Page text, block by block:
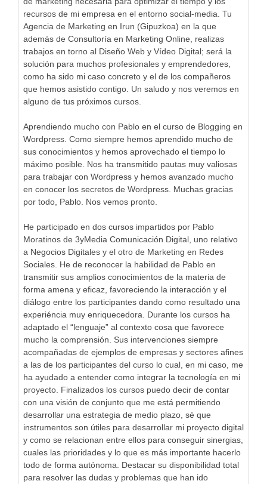
recursos de mi empresa en el entorno social-media. Tu
Agencia de Marketing en Irun (Gipuzkoa) en la que
además de Consultoría en Marketing Online, realizas
trabajos en torno al Diseño Web y Vídeo Digital; será la
solución para muchos profesionales y emprendedores,
como ha sido mi caso concreto y el de los compañeros
que hemos asistido contigo. Un saludo y nos veremos en
alguno de tus próximos cursos.
Aprendiendo mucho con Pablo en el curso de Blogging en
Wordpress. Como siempre hemos aprendido mucho de
sus conocimientos y hemos aprovechado el tiempo lo
máximo posible. Nos ha transmitido pautas muy valiosas
para trabajar con Wordpress y hemos avanzado mucho
en conocer los secretos de Wordpress. Muchas gracias
por todo, Pablo. Nos vemos pronto.
He participado en dos cursos impartidos por Pablo
Moratinos de 3yMedia Comunicación Digital, uno relativo
a Negocios Digitales y el otro de Marketing en Redes
Sociales. He de reconocer la habilidad de Pablo en
transmitir sus amplios conocimientos de la materia de
forma amena y eficaz, favoreciendo la interacción y el
diálogo entre los participantes dando como resultado una
experiéncia muy enriquecedora. Durante los cursos ha
adaptado el “lenguaje” al contexto cosa que favorece
mucho la comprensión. Sus intervenciones siempre
acompañadas de ejemplos de empresas y sectores afines
a las de los participantes del curso lo cual, en mi caso, me
ha ayudado a entender como integrar la tecnología en mi
proyecto. Finalizados los cursos puedo decir de contar
con una visión de conjunto que me está permitiendo
desarrollar una estrategia de medio plazo, sé que
instrumentos son útiles para desarrollar mi proyecto digital
y como se relacionan entre ellos para conseguir sinergias,
cuales las prioridades y lo que es más importante hacerlo
todo de forma autónoma. Destacar su disponibilidad total
para resolver las dudas y problemas que han ido